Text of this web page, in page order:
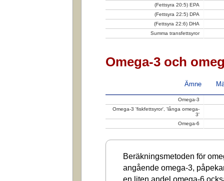
(Fettsyra 20:5) EPA
(Fettsyra 22:5) DPA
(Fettsyra 22:6) DHA
Summa transfettsyror
Omega-3 och
Ämne
Omega-3
Omega-3 'fiskfettsyror', 'långa omega-
3'
Omega-6
Beräkningsmetoden för
angående omega-3,
en liten andel omega-6